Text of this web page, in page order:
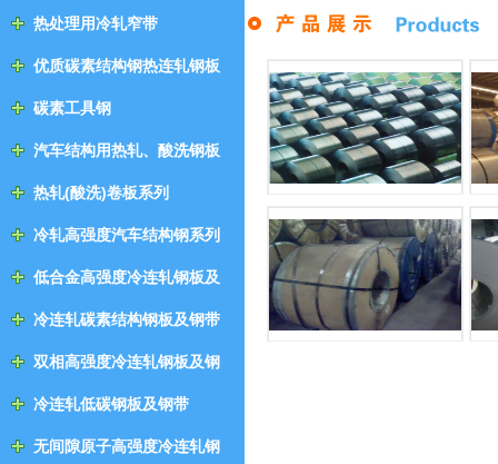
热处理用冷轧窄带
优质碳素结构钢热连轧钢板
及钢带
碳素工具钢
汽车结构用热轧、酸洗钢板
及钢带
热轧(酸洗)卷板系列
冷轧高强度汽车结构钢系列
低合金高强度冷连轧钢板及
钢带冷连轧碳素结构钢板及钢带
双相高强度冷连轧钢板及钢
带
冷连轧低碳钢板及钢带
无间隙原子高强度冷连轧钢
持“客户第一”的原则为广大
拓创新，一言九鼎，客我双赢